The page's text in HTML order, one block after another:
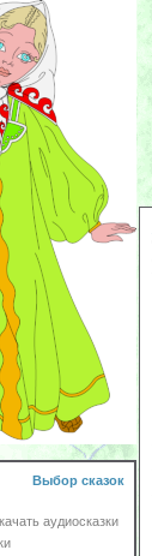
Выбор сказок
аудиосказки